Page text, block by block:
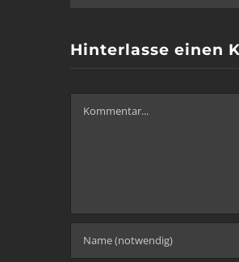
Hinterlasse einen
Kommentar